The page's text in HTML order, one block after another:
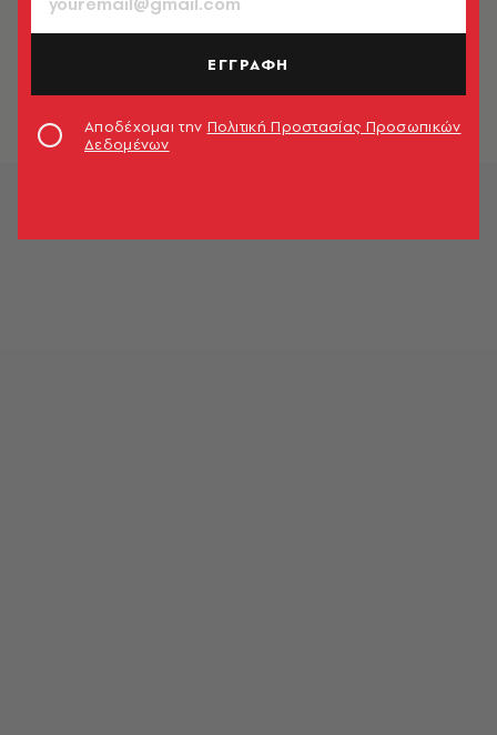
ΕΓΓΡΑΦΗ
Αποδέχομαι την Πολιτική Προστασίας Προσωπικών
Δεδομένων